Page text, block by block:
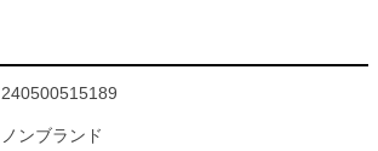
240500515189
ノンブランド